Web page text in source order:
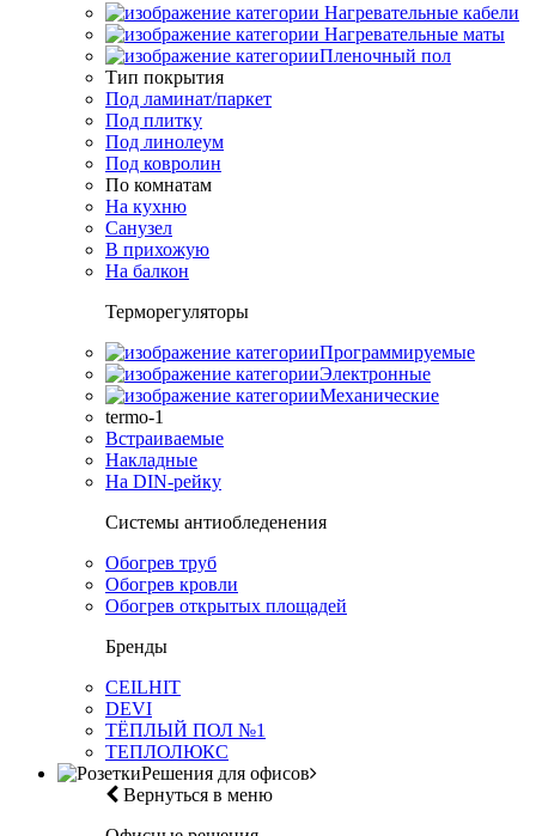
Нагревательные кабели
Нагревательные маты
Пленочный пол
Тип покрытия
Под ламинат/паркет
Под плитку
Под линолеум
Под ковролин
По комнатам
На кухню
Санузел
В прихожую
На балкон
Терморегуляторы
Программируемые
Электронные
Механические
termo-1
Встраиваемые
Накладные
На DIN-рейку
Системы антиобледенения
Обогрев труб
Обогрев кровли
Обогрев открытых площадей
Бренды
CEILHIT
DEVI
ТЁПЛЫЙ ПОЛ №1
ТЕПЛОЛЮКС
Решения для офисов
Вернуться в меню